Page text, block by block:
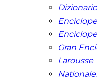
Gran
Larousse